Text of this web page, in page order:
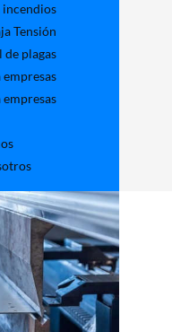
Tensión
plagas
empresas